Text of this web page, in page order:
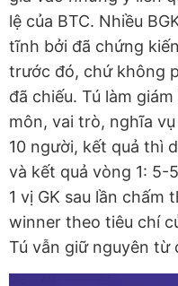
lệ của BTC. Nhiều
tĩnh bởi đã chứng
trước đó, chứ không
đã chiếu. Tú làm
môn, vai trò, nghĩa
10 người, kết quả thì
và kết quả vòng 1: 5-
1 vị GK sau lần chấm
winner theo tiêu chí
Tú vẫn giữ nguyên từ